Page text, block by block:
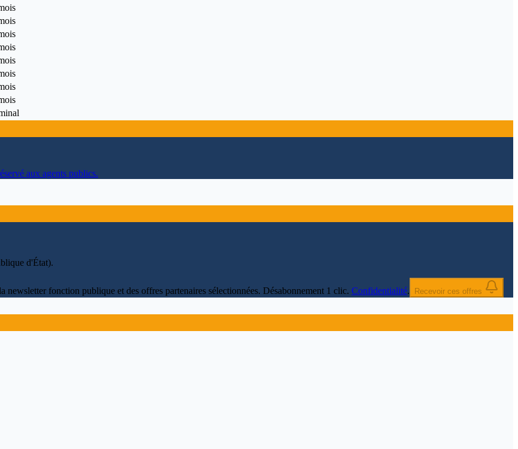
aux agents publics.
d'État).
newsletter fonction publique et des offres partenaires sélectionnées. Désabonnement 1 clic. Confidentialité. Recevoir ces offres